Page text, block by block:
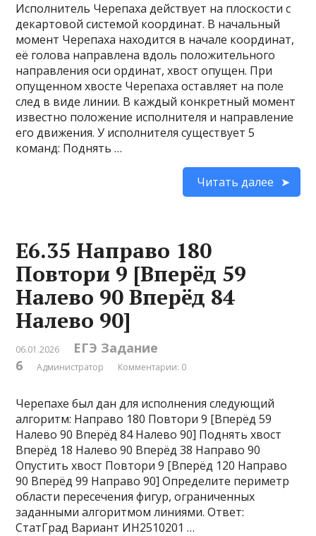
Исполнитель Черепаха действует на плоскости с
декартовой системой координат. В начальный
момент Черепаха находится в начале координат,
её голова направлена вдоль положительного
направления оси ординат, хвост опущен. При
опущенном хвосте Черепаха оставляет на поле
след в виде линии. В каждый конкретный момент
известно положение исполнителя и направление
его движения. У исполнителя существует 5
команд: Поднять …
Читать далее
Е6.35 Направо 180
Повтори 9 [Вперёд 59
Налево 90 Вперёд 84
Налево 90]
06.01.2026
ЕГЭ Задание
6
Администратор Комментарии: 0
Черепахе был дан для исполнения следующий
алгоритм: Направо 180 Повтори 9 [Вперёд 59
Налево 90 Вперёд 84 Налево 90] Поднять хвост
Вперёд 18 Налево 90 Вперёд 38 Направо 90
Опустить хвост Повтори 9 [Вперёд 120 Направо
90 Вперёд 99 Направо 90] Определите периметр
области пересечения фигур, ограниченных
заданными алгоритмом линиями. Ответ:
СтатГрад Вариант ИН2510201 …